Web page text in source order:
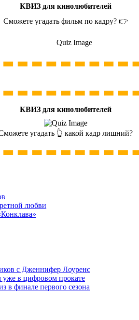
КВИЗ для кинолюбителей
Сможете угадать фильм по кадру? 👉
КВИЗ для кинолюбителей
угадать 👆 какой кадр лишний?
любви
с Дженнифер Лоуренс
в цифровом прокате
в финале первого сезона